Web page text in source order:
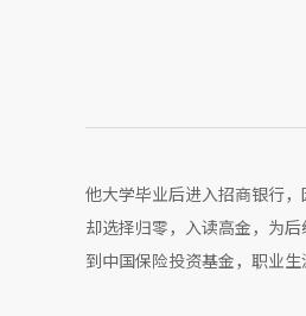
他大学毕业后进入招商银行
却选择归零，入读高金，为
到中国保险投资基金，职业